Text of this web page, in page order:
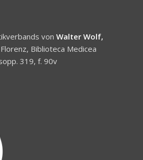
von Walter Wolf,
Biblioteca Medicea
319, f. 90v